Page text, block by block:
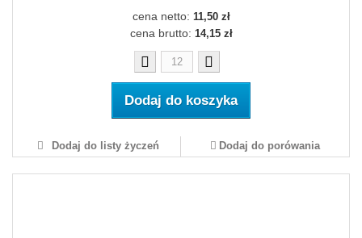
cena netto: 11,50 zł
cena brutto: 14,15 zł
Dodaj do koszyka
Dodaj do listy życzeń Dodaj do porówania